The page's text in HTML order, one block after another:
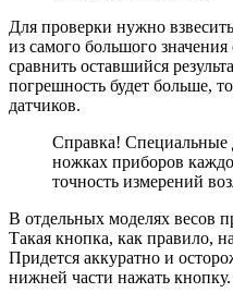
Для проверки нужно
из самого большого
сравнить оставшийся
погрешность будет больше,
датчиков.
Справка! Cпециальные
ножках приборов
точность измерений
В отдельных моделях весов
Такая кнопка, как правило,
Придется аккуратно и
нижней части нажать кнопку.